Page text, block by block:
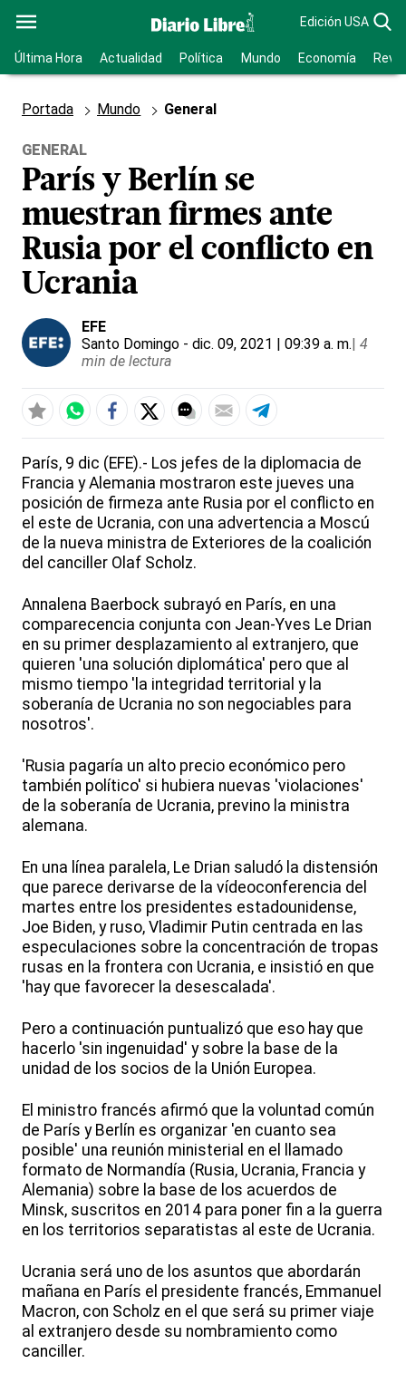
Edición USA
Última Hora Actualidad Política Mundo Economía
Portada Mundo General
GENERAL
París y Berlín se
muestran firmes ante
Rusia por el conflicto en
Ucrania
EFE
Santo Domingo - dic. 09, 2021 | 09:39 a. m.| 4
min de lectura
París, 9 dic (EFE).- Los jefes de la diplomacia de
Francia y Alemania mostraron este jueves una
posición de firmeza ante Rusia por el conflicto en
el este de Ucrania, con una advertencia a Moscú
de la nueva ministra de Exteriores de la coalición
del canciller Olaf Scholz.
Annalena Baerbock subrayó en París, en una
comparecencia conjunta con Jean-Yves Le Drian
en su primer desplazamiento al extranjero, que
quieren 'una solución diplomática' pero que al
mismo tiempo 'la integridad territorial y la
soberanía de Ucrania no son negociables para
nosotros'.
'Rusia pagaría un alto precio económico pero
también político' si hubiera nuevas 'violaciones'
de la soberanía de Ucrania, previno la ministra
alemana.
En una línea paralela, Le Drian saludó la distensión
que parece derivarse de la vídeoconferencia del
martes entre los presidentes estadounidense,
Joe Biden, y ruso, Vladimir Putin centrada en las
especulaciones sobre la concentración de tropas
rusas en la frontera con Ucrania, e insistió en que
'hay que favorecer la desescalada'.
Pero a continuación puntualizó que eso hay que
hacerlo 'sin ingenuidad' y sobre la base de la
unidad de los socios de la Unión Europea.
El ministro francés afirmó que la voluntad común
de París y Berlín es organizar 'en cuanto sea
posible' una reunión ministerial en el llamado
formato de Normandía (Rusia, Ucrania, Francia y
Alemania) sobre la base de los acuerdos de
Minsk, suscritos en 2014 para poner fin a la guerra
en los territorios separatistas al este de Ucrania.
Ucrania será uno de los asuntos que abordarán
mañana en París el presidente francés, Emmanuel
Macron, con Scholz en el que será su primer viaje
al extranjero desde su nombramiento como
canciller.